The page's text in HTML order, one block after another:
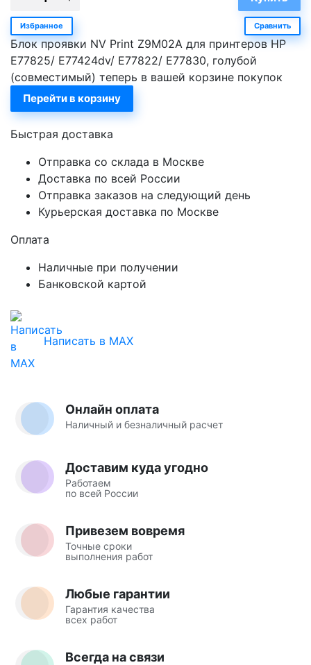
Избранное Сравнить
Блок проявки NV Print Z9M02A для принтеров HP
E77825/ E77424dv/ E77822/ E77830, голубой
(совместимый) теперь в вашей корзине покупок
Перейти в корзину
Быстрая доставка
Отправка со склада в Москве
Доставка по всей России
Отправка заказов на следующий день
Курьерская доставка по Москве
Оплата
Наличные при получении
Банковской картой
Написать в MAX
Онлайн оплата
Наличный и безналичный расчет
Доставим куда угодно
Работаем
по всей России
Привезем вовремя
Точные сроки
выполнения работ
Любые гарантии
Гарантия качества
всех работ
Всегда на связи